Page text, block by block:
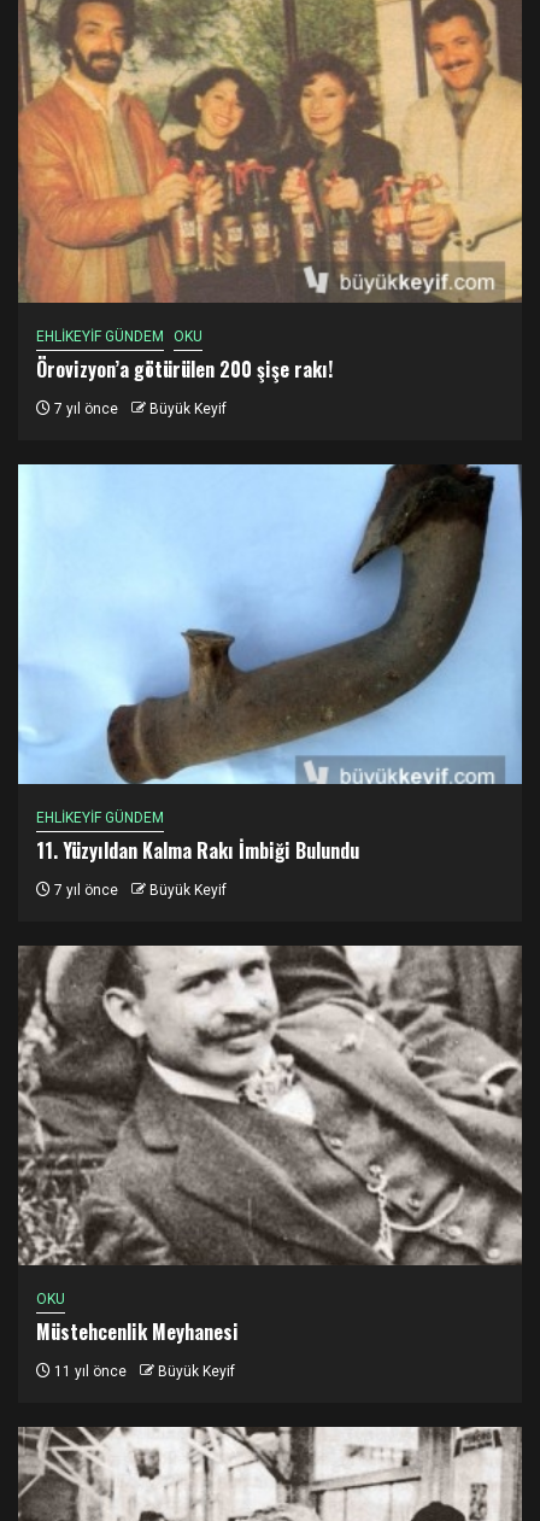
EHLİKEYİF GÜNDEM OKU
Örovizyon’a götürülen 200 şişe rakı!
7 yıl önce Büyük Keyif
EHLİKEYİF GÜNDEM
11. Yüzyıldan Kalma Rakı İmbiği Bulundu
7 yıl önce Büyük Keyif
OKU
Müstehcenlik Meyhanesi
11 yıl önce Büyük Keyif